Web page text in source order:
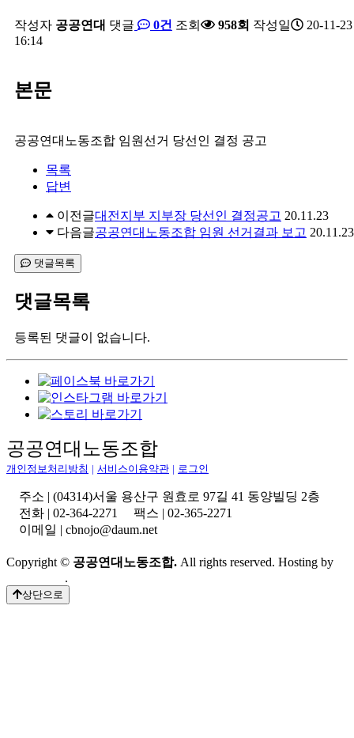
작성자 공공연대 댓글 0건 조회 958회 작성일
20-11-23
16:14
본문
공공연대노동조합 임원선거 당선인 결정 공고
목록
답변
이전글대전지부 지부장 당선인 결정공고 20.11.23
다음글공공연대노동조합 임원 선거결과 보고 20.11.23
댓글목록
댓글목록
등록된 댓글이 없습니다.
공공연대노동조합
개인정보처리방침 | 서비스이용약관 | 로그인
주소 | (04314)서울 용산구 원효로 97길 41 동양빌딩 2층
전화 | 02-364-2271 팩스 | 02-365-2271
이메일 | cbnojo@daum.net
Copyright © 공공연대노동조합. All rights reserved. Hosting by
.
상단으로